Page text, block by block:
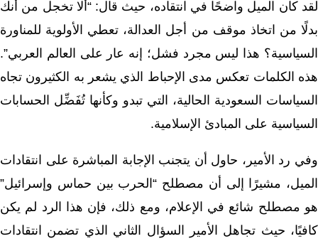
لقد كان الميل واضحًا في انتقاده، حيث قال: “ألا تخجل من أنك
بدلًا من اتخاذ موقف من أجل العدالة، تعطي الأولوية للمناورة
السياسية؟ هذا ليس مجرد فشل؛ إنه عار على العالم العربي”.
هذه الكلمات تعكس مدى الإحباط الذي يشعر به الكثيرون تجاه
السياسات السعودية الحالية، التي تبدو وكأنها تُفَضِّل الحسابات
السياسية على المبادئ الإسلامية.
وفي رد الأمير، حاول أن يتجنب الإجابة المباشرة على انتقادات
الميل، مشيرًا إلى أن مصطلح “الحرب بين حماس وإسرائيل”
هو مصطلح شائع في الإعلام، ومع ذلك، فإن هذا الرد لم يكن
كافيًا، حيث تجاهل الأمير السؤال الثاني الذي تضمن انتقادات